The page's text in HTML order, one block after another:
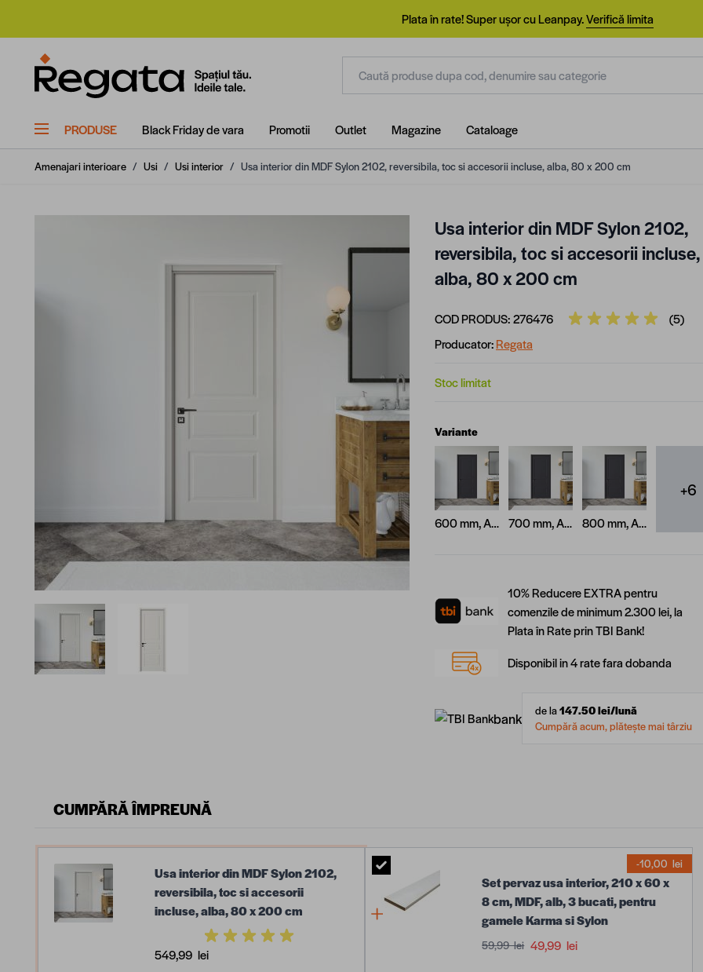
Plata în rate! Super ușor cu Leanpay.Verifică limita
PRODUSE Black Friday de vara Promotii Outlet Magazine Cataloage
Amenajari interioare / Usi / Usi interior / Usa interior din MDF Sylon 2102, reversibila, toc si accesorii incluse, alba, 80 x 200 cm
View larger imageView larger image
Usa interior din MDF Sylon 2102,
reversibila, toc si accesorii incluse,
alba, 80 x 200 cm
COD PRODUS:276476
(5)
Producator:Regata
Stoc limitat
Variante
600 mm, Antracit 700 mm, Antracit 800 mm, Antracit
+6
10% Reducere EXTRA pentru
comenzile de minimum 2.300 lei, la
Plata în Rate prin TBI Bank!
Disponibil in 4 rate fara dobanda
bank de la147.50lei/lună
Cumpără acum, plătește mai târziu
CUMPĂRĂ ÎMPREUNĂ
Usa interior din MDF Sylon 2102,
reversibila, toc si accesorii
incluse, alba, 80 x 200 cm
549,99 lei
Set pervaz usa interior, 210 x 60 x
8 cm, MDF, alb, 3 bucati, pentru
gamele Karma si Sylon
59,99 lei 49,99 lei
-10,00 lei